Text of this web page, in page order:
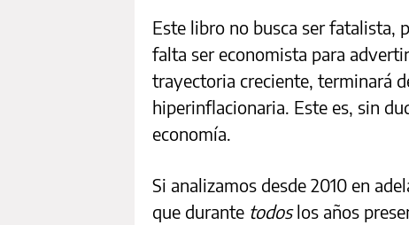
Este libro no busca ser fatalista,
falta ser economista para
trayectoria creciente, terminará
hiperinflacionaria. Este es, sin
economía.
Si analizamos desde 2010 en
que durante todoslos años